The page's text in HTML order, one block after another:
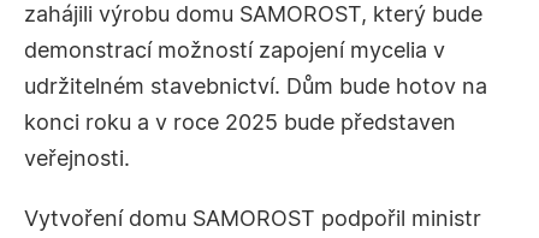
zahájili výrobu domu SAMOROST, který bude
demonstrací možností zapojení mycelia v
udržitelném stavebnictví. Dům bude hotov na
konci roku a v roce 2025 bude představen
veřejnosti.
Vytvoření domu SAMOROST podpořil ministr